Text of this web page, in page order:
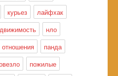
курьез
лайфхак
нло
отношения
панда
пожилые